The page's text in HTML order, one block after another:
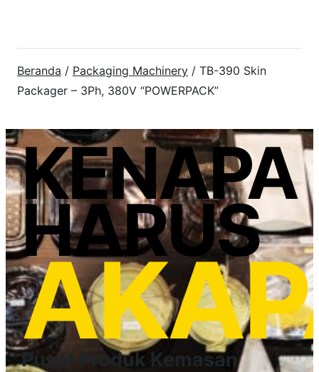
Beranda / Packaging Machinery / TB-390 Skin
Packager – 3Ph, 380V “POWERPACK”
KENAPA
HARUS
Pusat Produk Kemasan